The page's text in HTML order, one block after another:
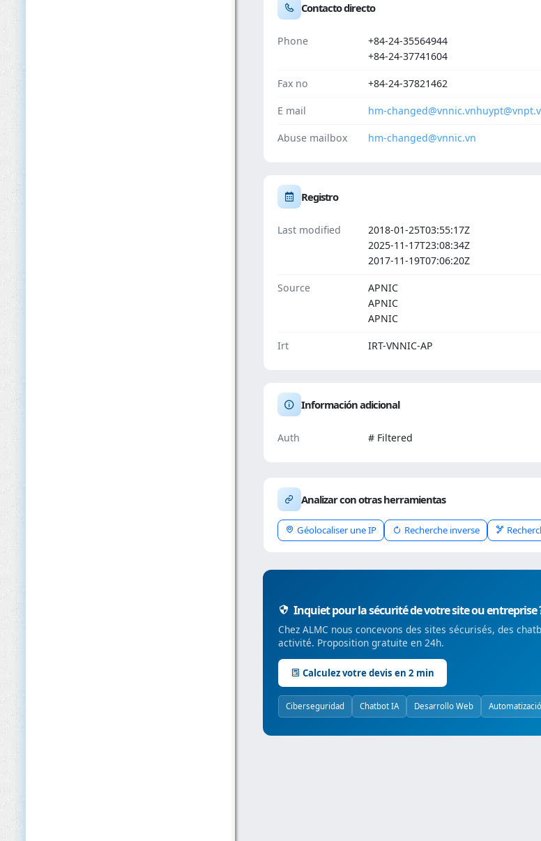
Contacto directo
Phone
+84-24-35564944
+84-24-37741604
Fax no +84-24-37821462
E mail hm-changed@vnnic.vn
Abuse mailbox hm-changed@vnnic.vn
Registro
Last modified
2018-01-25T03:55:17Z
2025-11-17T23:08:34Z
2017-11-19T07:06:20Z
Source
APNIC
APNIC
APNIC
Irt IRT-VNNIC-AP
Información adicional
Auth # Filtered
Analizar con otras herramientas
Géolocaliser une IP Recherche inverse
Inquiet pour la sécurité de votre site ou entreprise
Chez ALMC nous concevons des sites sécurisés, des
activité. Proposition gratuite en 24h.
Calculez votre devis en 2 min
Ciberseguridad Chatbot IA Desarrollo Web